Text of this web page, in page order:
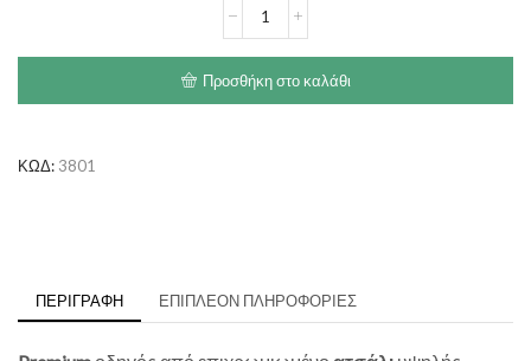
INTEREST
with
Neoprene
Προσθήκη στο καλάθι
ΚΩΔ: 3801
ΠΕΡΙΓΡΑΦΉ ΕΠΙΠΛΈΟΝ ΠΛΗΡΟΦΟΡΊΕΣ